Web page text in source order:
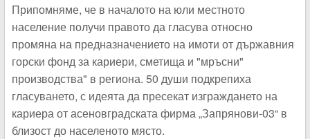
Припомняме, че в началото на юли местното
население получи правото да гласува относно
промяна на предназначението на имоти от държавния
горски фонд за кариери, сметища и "мръсни"
производства" в региона. 50 души подкрепиха
гласуването, с идеята да пресекат изграждането на
кариера от асеновградската фирма „Запрянови-03“ в
близост до населеното място.